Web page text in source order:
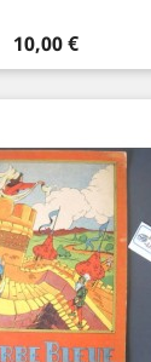
Prix
10,00 €